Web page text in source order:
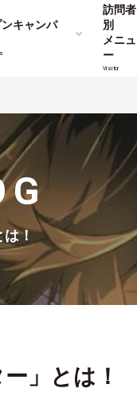
キャンパ
訪問者
別
メニュ
ー
Visitor
は！
」とは！